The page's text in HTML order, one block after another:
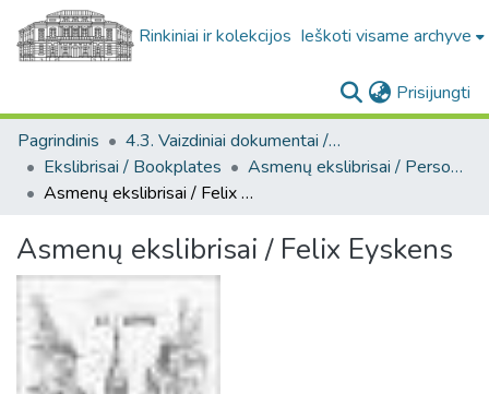
Rinkiniai ir kolekcijos Ieškoti visame archyve
Prisijungti
Pagrindinis
4.3. Vaizdiniai dokumentai / Visual documents
Ekslibrisai / Bookplates
Asmenų ekslibrisai / Personal bookplates
Asmenų ekslibrisai / Felix Eyskens
Asmenų ekslibrisai / Felix Eyskens